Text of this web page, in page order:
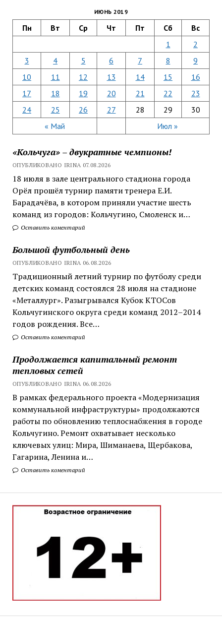
ИЮНЬ 2019
Пн Вт Ср Чт Пт Сб Вс
« Май Июл »
1
2
3
4 5 6 7 8
9
10
11 12 13 14 15
16
17
18 19 20 21 22
23
24
25 26 27 28 29 30
«Кольчуга» – двукратные чемпионы!
ОПУБЛИКОВАНО IRINA 07.08.2026
18 июля в зале центрального стадиона города
Орёл прошёл турнир памяти тренера Е.И.
Барадачёва, в котором приняли участие шесть
команд из городов: Кольчугино, Смоленск и…
Оставить коментарий
Большой футбольный день
ОПУБЛИКОВАНО IRINA 06.08.2026
Традиционный летний турнир по футболу среди
детских команд состоялся 28 июля на стадионе
«Металлург». Разыгрывался Кубок КТОСов
Кольчугинского округа среди команд 2012–2014
годов рождения. Все…
Оставить коментарий
Продолжается капитальный ремонт
тепловых сетей
ОПУБЛИКОВАНО IRINA 06.08.2026
В рамках федерального проекта «Модернизация
коммунальной инфраструктуры» продолжаются
работы по обновлению теплоснабжения в городе
Кольчугино. Ремонт охватывает несколько
ключевых улиц: Мира, Шиманаева, Щербакова,
Гагарина, Ленина и…
Оставить коментарий